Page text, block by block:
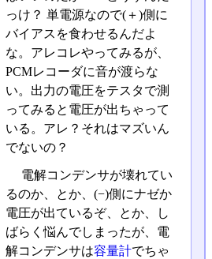
っけ？ 単電源なので(＋)側に
バイアスを食わせるんだよ
な。アレコレやってみるが、
PCMレコーダに音が渡らな
い。出力の電圧をテスタで測
ってみると電圧が出ちゃって
いる。アレ？それはマズいん
でないの？
電解コンデンサが壊れてい
るのか、とか、(−)側にナゼか
電圧が出ているぞ、とか、し
ばらく悩んでしまったが、電
解コンデンサは容量計でちゃ